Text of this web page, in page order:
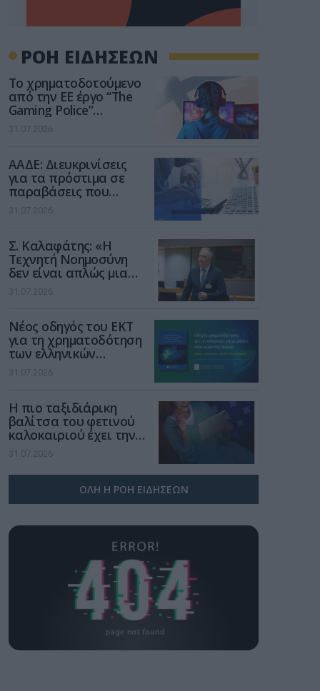
ΡΟΗ ΕΙΔΗΣΕΩΝ
Το χρηματοδοτούμενο
από την ΕΕ έργο “The
Gaming Police”
ενισχύει την ασφάλεια
των παιδιών στο
31.07.2026
ΑΑΔΕ: Διευκρινίσεις
για τα πρόστιμα σε
παραβάσεις που
αφορούν τους ΦΗΜ
31.07.2026
Σ. Καλαφάτης: «Η
Τεχνητή Νοημοσύνη
δεν είναι απλώς μια
νέα τεχνολογία, είναι
μια νέα βιομηχανική
31.07.2026
Νέος οδηγός του ΕΚΤ
για τη χρηματοδότηση
των ελληνικών
επιχειρήσεων στον
χώρο της άμυνας
31.07.2026
Η πιο ταξιδιάρικη
βαλίτσα του φετινού
καλοκαιριού έχει την
υπογραφή της Xiaomi
31.07.2026
ΟΛΗ Η ΡΟΗ ΕΙΔΗΣΕΩΝ